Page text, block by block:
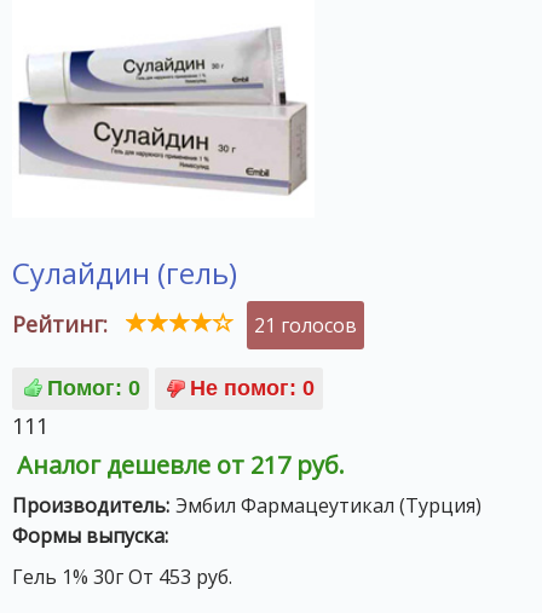
Сулайдин (гель)
Рейтинг: 21 голосов
111
Аналог дешевле от 217 руб.
Производитель: Эмбил Фармацеутикал (Турция)
Формы выпуска:
Гель 1% 30г От 453 руб.